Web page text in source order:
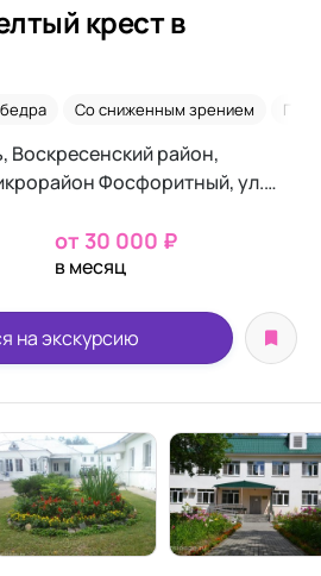
крест в
Со сниженным зрением
Воскресенский район,
Фосфоритный, ул.
от 30 000 ₽
в месяц
на экскурсию